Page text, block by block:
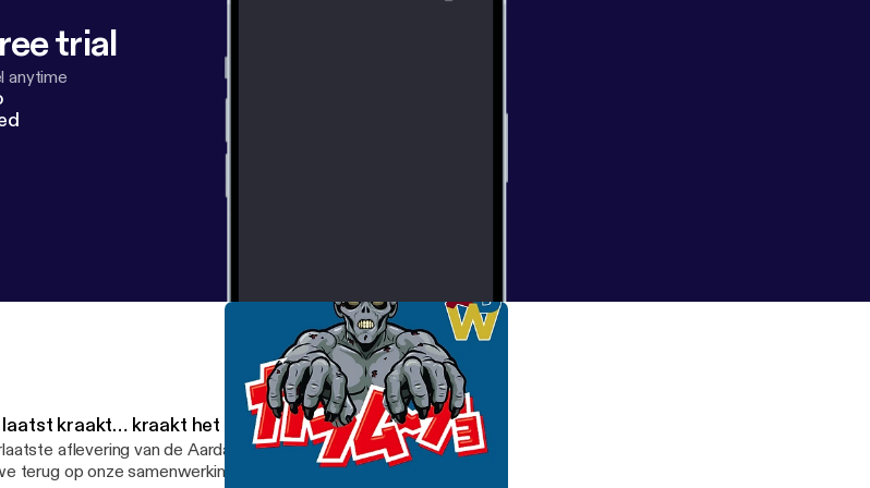
trial
anytime
kraakt… kraakt het best
aflevering van de Aardappelbetweters! In deze speciale
terug op onze samenwerking sinds 2017 ❤️, praten we over